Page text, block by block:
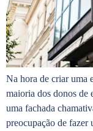
Na hora de criar uma
maioria dos donos de
uma fachada
preocupação de fazer